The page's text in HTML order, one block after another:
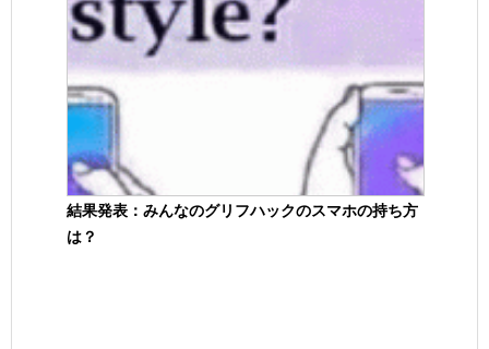
結果発表：みんなのグリフハックのスマホの持ち方
は？